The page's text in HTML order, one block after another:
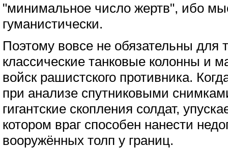
"минимальное число жертв", ибо
гуманистически.
Поэтому вовсе не обязательны для
классические танковые колонны и
войск рашистского противника.
при анализе спутниковыми
гигантские скопления солдат,
котором враг способен нанести
вооружённых толп у границ.